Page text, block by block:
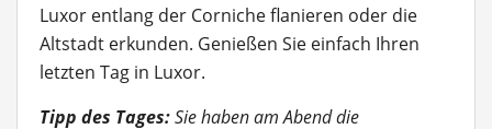
Luxor entlang der Corniche flanieren oder die
Altstadt erkunden. Genießen Sie einfach Ihren
letzten Tag in Luxor.
Tipp des Tages:Sie haben am Abend die